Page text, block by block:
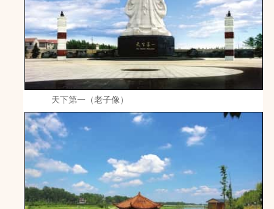
天下第一（老子像）